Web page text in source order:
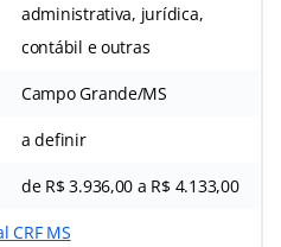
administrativa, jurídica,
contábil e outras
Campo Grande/MS
a definir
de R$ 3.936,00 a R$ 4.133,00
CRF MS